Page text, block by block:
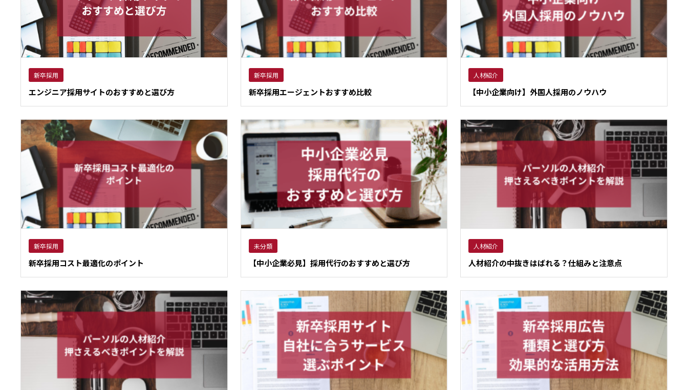
新卒採用
エンジニア採用サイトのおすすめと選び方
新卒採用
新卒採用エージェントおすすめ比較
人材紹介
【中小企業向け】外国人採用のノウハウ
新卒採用
新卒採用コスト最適化のポイント
未分類
【中小企業必見】採用代行のおすすめと選び方
人材紹介
人材紹介の中抜きはばれる？仕組みと注意点